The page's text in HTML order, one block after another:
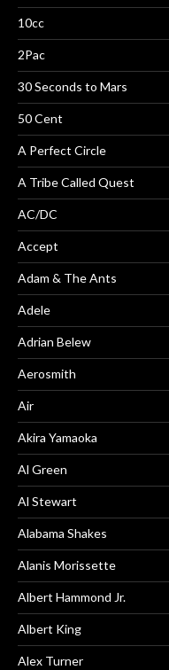
10cc
2Pac
30 Seconds to Mars
50 Cent
A Perfect Circle
A Tribe Called Quest
AC/DC
Accept
Adam & The Ants
Adele
Adrian Belew
Aerosmith
Air
Akira Yamaoka
Al Green
Al Stewart
Alabama Shakes
Alanis Morissette
Albert Hammond Jr.
Albert King
Alex Turner